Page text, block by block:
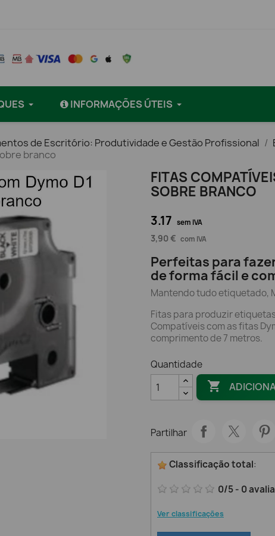
INFORMAÇÕES ÚTEIS
de Escritório: Produtividade e Gestão Profissional
branco
FITAS
SOBRE BRANCO
3.17 sem IVA
3,90 € com IVA
Perfeitas para
de forma fácil e
Mantendo tudo etiquetado,
Fitas para produzir
Compatíveis com as fitas
comprimento de 7 metros.
Quantidade

Partilhar
Classificação total:
0/5- 0
Ver classificações